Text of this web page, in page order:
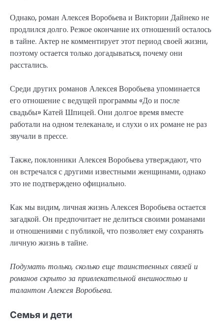
Однако, роман Алексея Воробьева и Виктории Дайнеко не
продлился долго. Резкое окончание их отношений осталось
в тайне. Актер не комментирует этот период своей жизни,
поэтому остается только догадываться, почему они
расстались.
Среди других романов Алексея Воробьева упоминается
его отношение с ведущей программы «До и после
свадьбы» Катей Шпицей. Они долгое время вместе
работали на одном телеканале, и слухи о их романе не раз
звучали в прессе.
Также, поклонники Алексея Воробьева утверждают, что
он встречался с другими известными женщинами, однако
это не подтверждено официально.
Как мы видим, личная жизнь Алексея Воробьева остается
загадкой. Он предпочитает не делиться своими романами
и отношениями с публикой, что позволяет ему сохранять
личную жизнь в тайне.
Подумать только, сколько еще таинственных связей и
романов скрыто за привлекательной внешностью и
талантом Алексея Воробьева.
Семья и дети